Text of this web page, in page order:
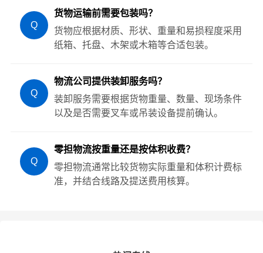
Q
货物运输前需要包装吗？
货物应根据材质、形状、重量和易损程度采用
纸箱、托盘、木架或木箱等合适包装。
Q
物流公司提供装卸服务吗？
装卸服务需要根据货物重量、数量、现场条件
以及是否需要叉车或吊装设备提前确认。
Q
零担物流按重量还是按体积收费？
零担物流通常比较货物实际重量和体积计费标
准，并结合线路及提送费用核算。